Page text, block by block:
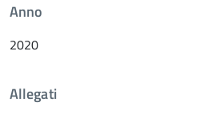
Anno
2020
Allegati